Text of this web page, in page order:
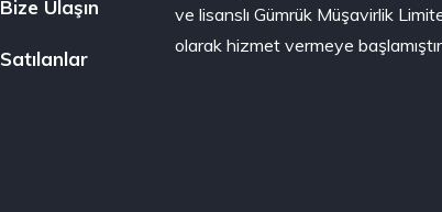
Bize Ulaşın
Satılanlar
ve lisanslı Gümrük Müşavirlik
olarak hizmet vermeye